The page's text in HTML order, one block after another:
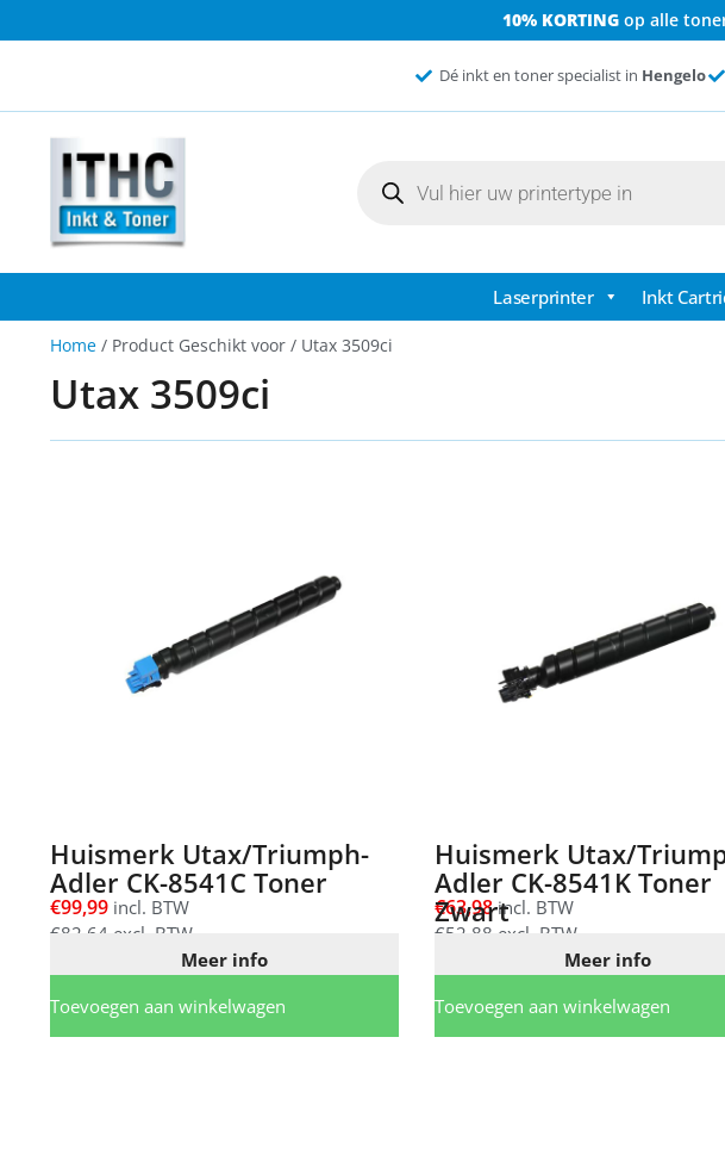
10% KORTINGop alle
Dé inkt en toner specialist in Hengelo
Laserprinter Inkt
Home / Product Geschikt voor / Utax 3509ci
Utax 3509ci
Huismerk Utax/Triumph-
Adler CK-8541C Toner
€99,99 incl. BTW
€82,64 excl. BTW
Meer info
Toevoegen aan winkelwagen
Huismerk Utax/
Adler CK-8541K Toner
Zwart
€63,98incl. BTW
€52,88 excl. BTW
Meer info
Toevoegen aan winkelwagen